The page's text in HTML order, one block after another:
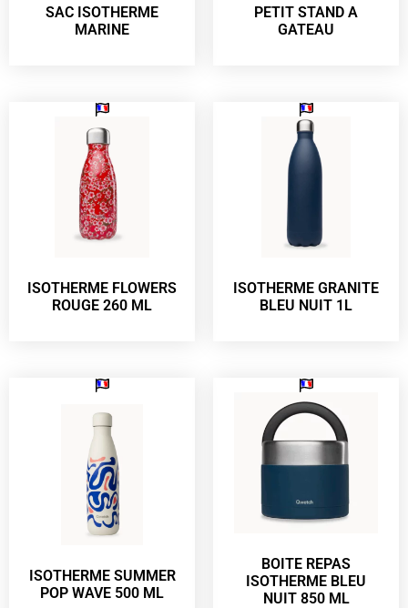
SAC ISOTHERME
MARINE
PETIT STAND A
GATEAU
ISOTHERME FLOWERS
ROUGE 260 ML
ISOTHERME GRANITE
BLEU NUIT 1L
ISOTHERME SUMMER
POP WAVE 500 ML
BOITE REPAS
ISOTHERME BLEU
NUIT 850 ML